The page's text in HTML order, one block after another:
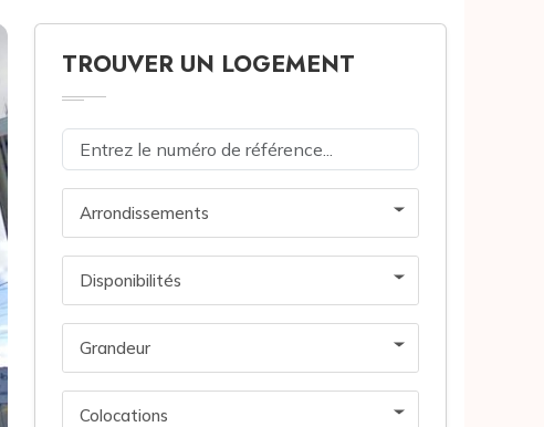
TROUVER UN LOGEMENT
Arrondissements
Disponibilités
Grandeur
Colocations